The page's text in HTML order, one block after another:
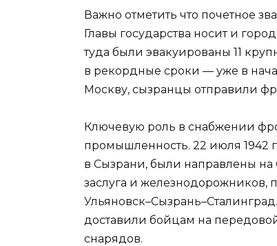
Важно отметить что почетное
Главы государства носит и
туда были эвакуированы 11
в рекордные сроки — уже в
Москву, сызранцы отправили
Ключевую роль в снабжении
промышленность. 22 июля 1942
в Сызрани, были направлены на
заслуга и железнодорожников,
доставили бойцам на
снарядов.